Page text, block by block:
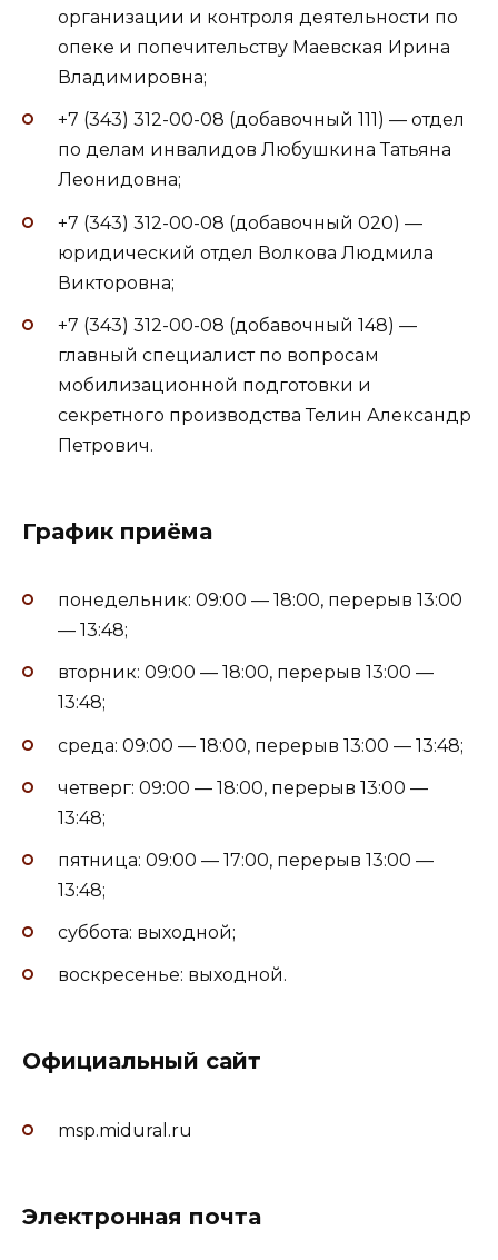
организации и контроля деятельности по
опеке и попечительству Маевская Ирина
Владимировна;
+7 (343) 312-00-08 (добавочный 111) — отдел
по делам инвалидов Любушкина Татьяна
Леонидовна;
+7 (343) 312-00-08 (добавочный 020) —
юридический отдел Волкова Людмила
Викторовна;
+7 (343) 312-00-08 (добавочный 148) —
главный специалист по вопросам
мобилизационной подготовки и
секретного производства Телин Александр
Петрович.
График приёма
понедельник: 09:00 — 18:00, перерыв 13:00
— 13:48;
вторник: 09:00 — 18:00, перерыв 13:00 —
13:48;
среда: 09:00 — 18:00, перерыв 13:00 — 13:48;
четверг: 09:00 — 18:00, перерыв 13:00 —
13:48;
пятница: 09:00 — 17:00, перерыв 13:00 —
13:48;
суббота: выходной;
воскресенье: выходной.
Официальный сайт
msp.midural.ru
Электронная почта